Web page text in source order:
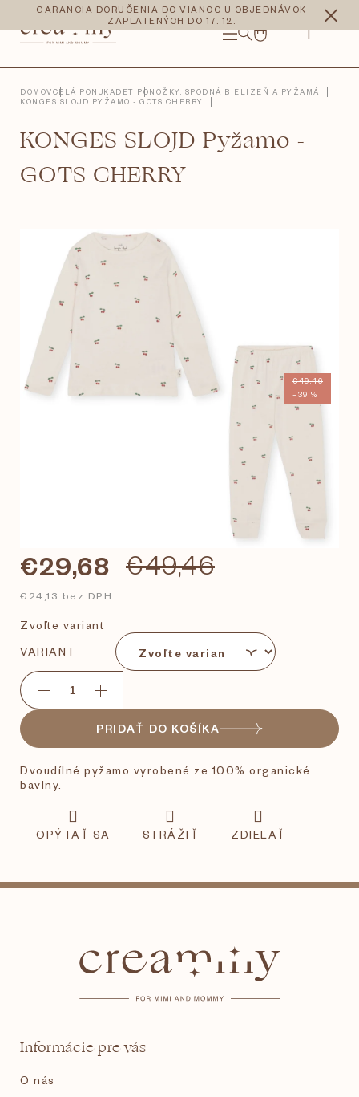
obsah
GARANCIA DORUČENIA DO VIANOC U OBJEDNÁVOK
ZAPLATENÝCH DO 17. 12.
NÁKUPNÝ
CZK EUR
DOMOVCELÁ PONUKADETI PONOŽKY, SPODNÁ BIELIZEŇ A PYŽAMÁ
KONGES SLOJD PYŽAMO - GOTS CHERRY
KONGES SLOJD Pyžamo -
GOTS CHERRY
€49,46
–39 %
€49,46
€29,68
€24,13 bez DPH
Zvoľte variant
VARIANT
PRIDAŤ DO KOŠÍKA
Dvoudílné pyžamo vyrobené ze 100% organické
bavlny.
OPÝTAŤ SA STRÁŽIŤ ZDIEĽAŤ
Informácie pre vás
O nás